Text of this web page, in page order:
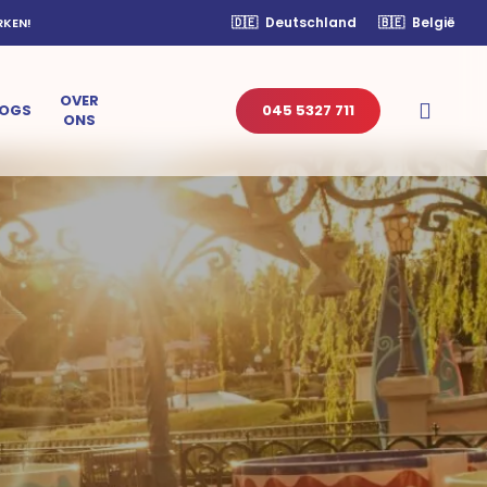
🇩🇪 Deutschland 🇧🇪 België
OVER
ONS
045 5327 711